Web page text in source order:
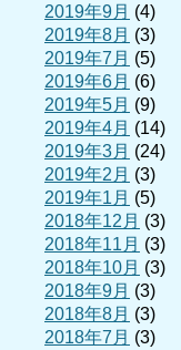
2019年9月 (4)
2019年8月 (3)
2019年7月 (5)
2019年6月 (6)
2019年5月 (9)
2019年4月 (14)
2019年3月 (24)
2019年2月 (3)
2019年1月 (5)
2018年12月 (3)
2018年11月 (3)
2018年10月 (3)
2018年9月 (3)
2018年8月 (3)
2018年7月 (3)